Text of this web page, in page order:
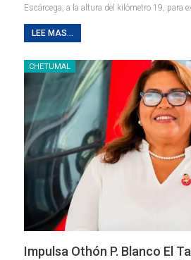
Escárcega, a la altura del kilómetro 19, para
LEE MAS...
CHETUMAL
Impulsa Othón P. Blanco El